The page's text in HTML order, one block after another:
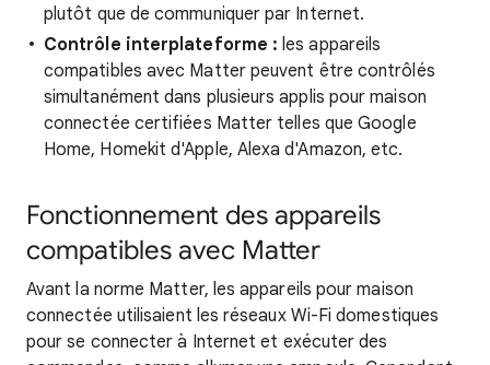
plutôt que de communiquer par Internet.
Contrôle interplateforme : les appareils
compatibles avec Matter peuvent être contrôlés
simultanément dans plusieurs applis pour maison
connectée certifiées Matter telles que Google
Home, Homekit d'Apple, Alexa d'Amazon, etc.
Fonctionnement des appareils
compatibles avec Matter
Avant la norme Matter, les appareils pour maison
connectée utilisaient les réseaux Wi-Fi domestiques
pour se connecter à Internet et exécuter des